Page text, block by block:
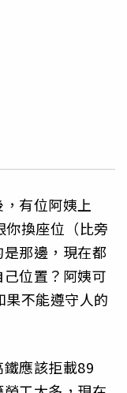
有位阿姨上
換座位（比旁
那邊，現在都
位置？阿姨可
不能遵守人的
應該拒載89